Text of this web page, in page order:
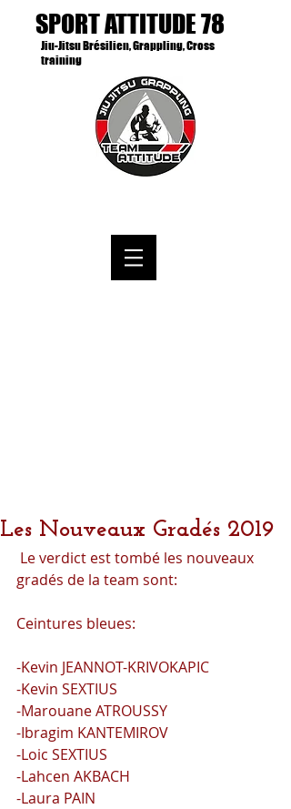
SPORT ATTITUDE 78
Jiu-Jitsu Brésilien, Grappling, Cross
training
Les Nouveaux Gradés 2019
gradés de la team sont:
Ceintures bleues:
-Kevin JEANNOT-KRIVOKAPIC
-Kevin SEXTIUS
-Marouane ATROUSSY
-Ibragim KANTEMIROV
-Loic SEXTIUS
-Lahcen AKBACH
-Laura PAIN